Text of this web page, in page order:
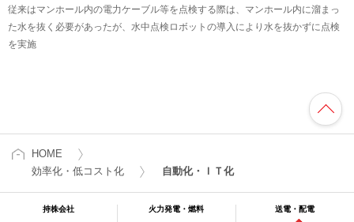
従来はマンホール内の電力ケーブル等を点検する際は、マンホール内に溜まっ
た水を抜く必要があったが、水中点検ロボットの導入により水を抜かずに点検
を実施
HOME
効率化・低コスト化
自動化・ＩＴ化
持株会社 火力発電・燃料 送電・配電